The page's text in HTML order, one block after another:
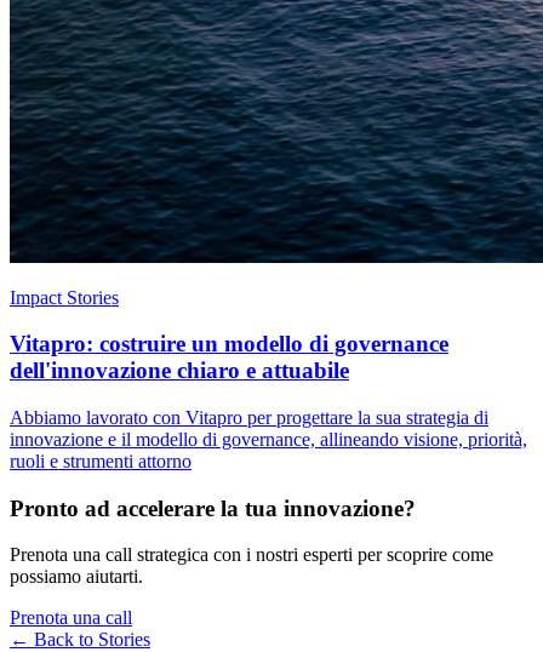
Impact Stories
Vitapro: costruire un modello di governance
dell'innovazione chiaro e attuabile
Abbiamo lavorato con Vitapro per progettare la sua strategia di
innovazione e il modello di governance, allineando visione, priorità,
ruoli e strumenti attorno
Pronto ad accelerare la tua innovazione?
Prenota una call strategica con i nostri esperti per scoprire come
possiamo aiutarti.
Prenota una call
← Back to Stories